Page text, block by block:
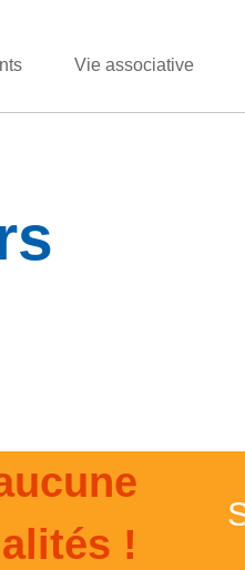
Vie associative
!